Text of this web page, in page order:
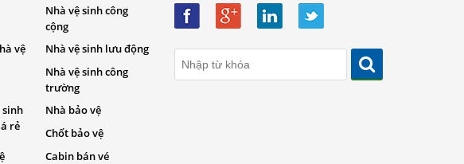
Nhà vệ sinh công
cộng
vệ
Nhà vệ sinh lưu động
Nhà vệ sinh công
trường
sinh
rẻ
Nhà bảo vệ
Chốt bảo vệ
Cabin bán vé